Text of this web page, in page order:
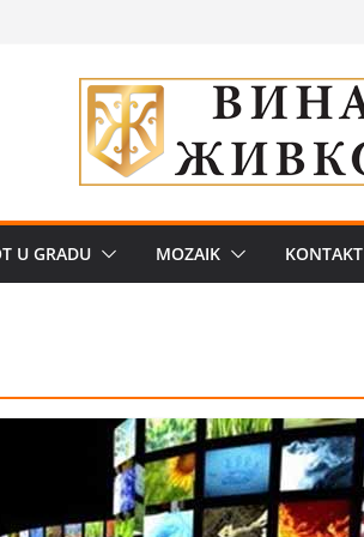
traženije Španija,
Od
medicinske
U GRADU MOZAIK KONTAKT